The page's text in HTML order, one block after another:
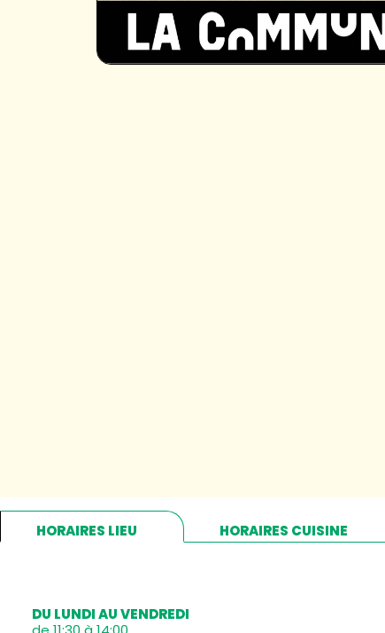
HORAIRES LIEU HORAIRES CUISINE
DU LUNDI AU VENDREDI